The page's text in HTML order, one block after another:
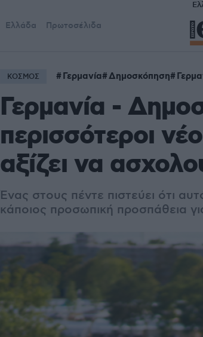
Ελλάδα Πρωτοσέλιδα
ΚΟΣΜΟΣ Γερμανία Δημοσκόπηση
Γερμανία -
περισσότεροι
αξίζει να
Ένας στους πέντε πιστεύει ότι
κάποιος προσωπική προσπάθεια